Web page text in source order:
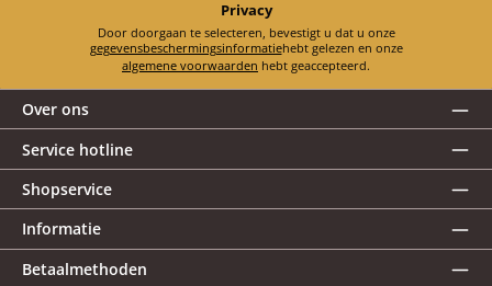
Privacy
Door doorgaan te selecteren, bevestigt u dat u onze
gegevensbeschermingsinformatie
hebt gelezen en onze
algemene voorwaarden hebt geaccepteerd.
Over ons
Service hotline
Shopservice
Informatie
Betaalmethoden